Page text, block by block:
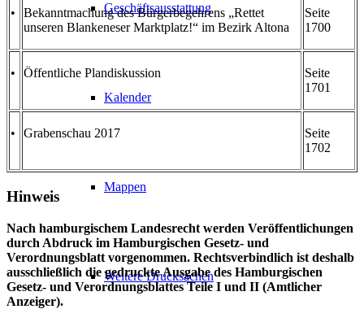
Geschäftsausstattung
Kalender
Mappen
Weitere Drucksachen
•
Bekanntmachung des Bürgerbegehrens „Rettet
unseren Blankeneser Marktplatz!“ im Bezirk Altona
Seite
1700
• Öffentliche Plandiskussion
Seite
1701
• Grabenschau 2017
Seite
1702
Hinweis
Nach hamburgischem Landesrecht werden Veröffentlichungen
durch Abdruck im Hamburgischen Gesetz- und
Verordnungsblatt vorgenommen. Rechtsverbindlich ist deshalb
ausschließlich die gedruckte Ausgabe des Hamburgischen
Gesetz- und Verordnungsblattes Teile I und II (Amtlicher
Anzeiger).